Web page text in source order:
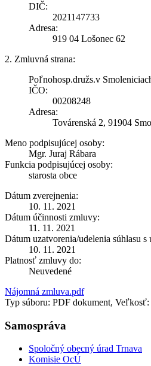
DIČ:
2021147733
Adresa:
919 04 Lošonec 62
2. Zmluvná strana:
Poľnohosp.družs.v
IČO:
00208248
Adresa:
Továrenská 2, 91904
Meno podpisujúcej osoby:
Mgr. Juraj Rábara
Funkcia podpisujúcej osoby:
starosta obce
Dátum zverejnenia:
10. 11. 2021
Dátum účinnosti zmluvy:
11. 11. 2021
Dátum uzatvorenia/udelenia súhlasu
10. 11. 2021
Platnosť zmluvy do:
Neuvedené
Nájomná zmluva.pdf
Typ súboru: PDF dokument,
Samospráva
Spoločný obecný úrad Trnava
Komisie OcÚ